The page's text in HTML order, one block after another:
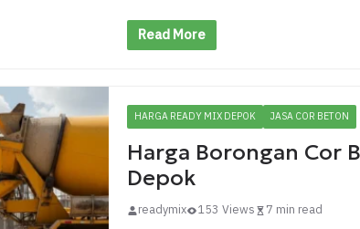
Read More
HARGA READY MIX DEPOK JASA COR BETON
Harga Borongan Cor
Depok
readymix 153 Views 7 min read